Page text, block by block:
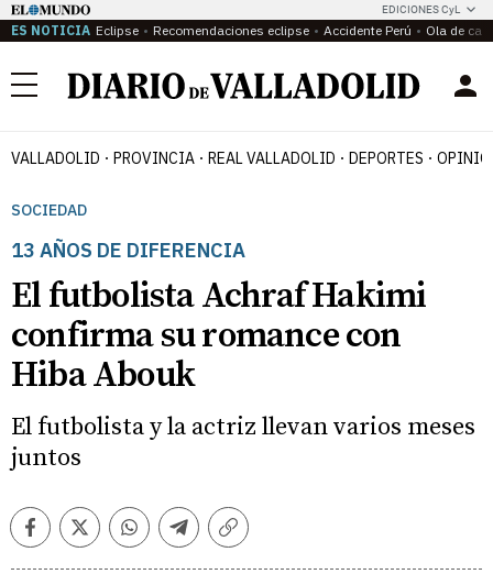
EDICIONES CyL
ES NOTICIA Eclipse Recomendaciones eclipse Accidente Perú Ola de
Menú
VALLADOLID PROVINCIA REAL VALLADOLID DEPORTES
SOCIEDAD
13 AÑOS DE DIFERENCIA
El futbolista Achraf Hakimi
confirma su romance con
Hiba Abouk
El futbolista y la actriz llevan varios meses
juntos
FacebookTwitterWhatsappTelegramCopiar